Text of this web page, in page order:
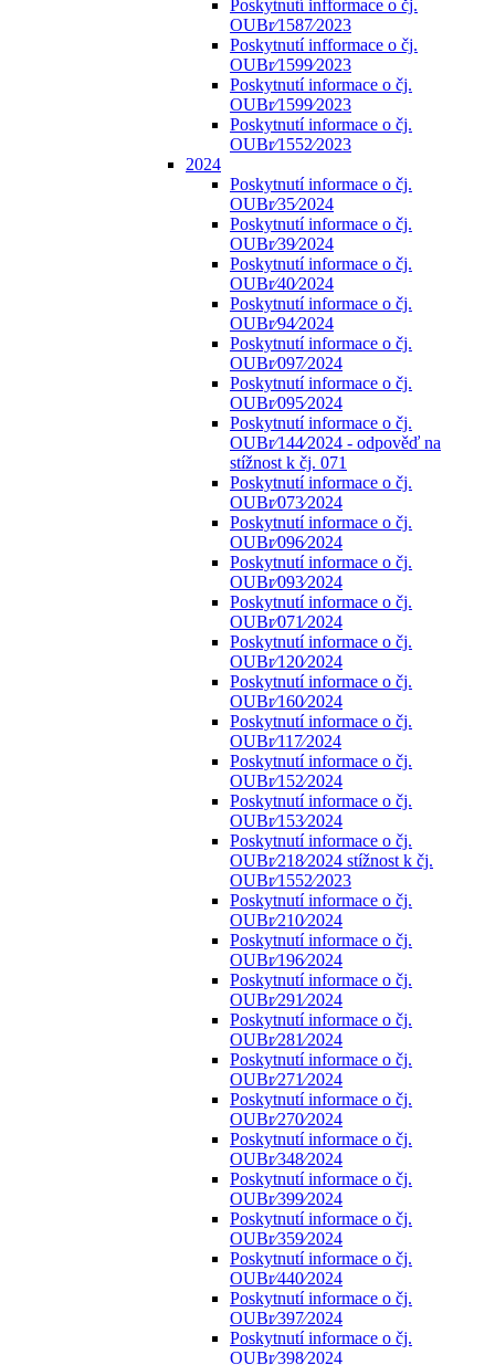
Poskytnutí infformace o čj.
OUBr⁄1587⁄2023
Poskytnutí infformace o čj.
OUBr⁄1599⁄2023
Poskytnutí informace o čj.
OUBr⁄1599⁄2023
Poskytnutí informace o čj.
OUBr⁄1552⁄2023
2024
Poskytnutí informace o čj.
OUBr⁄35⁄2024
Poskytnutí informace o čj.
OUBr⁄39⁄2024
Poskytnutí informace o čj.
OUBr⁄40⁄2024
Poskytnutí informace o čj.
OUBr⁄94⁄2024
Poskytnutí informace o čj.
OUBr⁄097⁄2024
Poskytnutí informace o čj.
OUBr⁄095⁄2024
Poskytnutí informace o čj.
OUBr⁄144⁄2024 - odpověď na
stížnost k čj. 071
Poskytnutí informace o čj.
OUBr⁄073⁄2024
Poskytnutí informace o čj.
OUBr⁄096⁄2024
Poskytnutí informace o čj.
OUBr⁄093⁄2024
Poskytnutí informace o čj.
OUBr⁄071⁄2024
Poskytnutí informace o čj.
OUBr⁄120⁄2024
Poskytnutí informace o čj.
OUBr⁄160⁄2024
Poskytnutí informace o čj.
OUBr⁄117⁄2024
Poskytnutí informace o čj.
OUBr⁄152⁄2024
Poskytnutí informace o čj.
OUBr⁄153⁄2024
Poskytnutí informace o čj.
OUBr⁄218⁄2024 stížnost k čj.
OUBr⁄1552⁄2023
Poskytnutí informace o čj.
OUBr⁄210⁄2024
Poskytnutí informace o čj.
OUBr⁄196⁄2024
Poskytnutí informace o čj.
OUBr⁄291⁄2024
Poskytnutí informace o čj.
OUBr⁄281⁄2024
Poskytnutí informace o čj.
OUBr⁄271⁄2024
Poskytnutí informace o čj.
OUBr⁄270⁄2024
Poskytnutí informace o čj.
OUBr⁄348⁄2024
Poskytnutí informace o čj.
OUBr⁄399⁄2024
Poskytnutí informace o čj.
OUBr⁄359⁄2024
Poskytnutí informace o čj.
OUBr⁄440⁄2024
Poskytnutí informace o čj.
OUBr⁄397⁄2024
Poskytnutí informace o čj.
OUBr⁄398⁄2024